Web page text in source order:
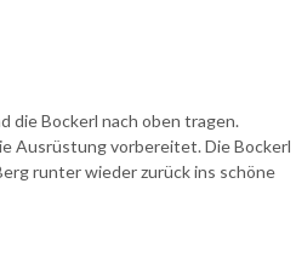
die Bockerl nach oben tragen.
Ausrüstung vorbereitet. Die Bockerl
runter wieder zurück ins schöne